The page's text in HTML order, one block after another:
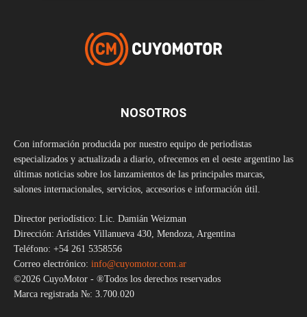
NOSOTROS
Con información producida por nuestro equipo de periodistas
especializados y actualizada a diario, ofrecemos en el oeste argentino las
últimas noticias sobre los lanzamientos de las principales marcas,
salones internacionales, servicios, accesorios e información útil.
Director periodístico: Lic. Damián Weizman
Dirección: Arístides Villanueva 430, Mendoza, Argentina
Teléfono: +54 261 5358556
Correo electrónico: info@cuyomotor.com.ar
©2026 CuyoMotor - ®Todos los derechos reservados
Marca registrada №: 3.700.020